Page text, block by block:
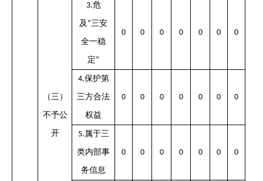
（三）
不予公
开
3.危
及 “三安
全一稳
定”
0 0 0 0 0 0 0
4.保护第
三方合法
权益
0 0 0 0 0 0 0
5. 属于三
类内部事
务信息
0 0 0 0 0 0 0